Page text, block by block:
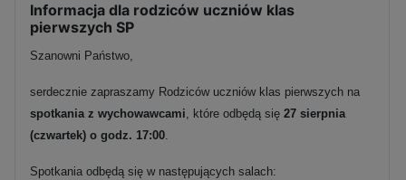
Informacja dla rodziców uczniów klas
pierwszych SP
Szanowni Państwo,
serdecznie zapraszamy Rodziców uczniów klas pierwszych na
spotkania z wychowawcami, które odbędą się 27 sierpnia
(czwartek) o godz. 17:00.
Spotkania odbędą się w następujących salach: